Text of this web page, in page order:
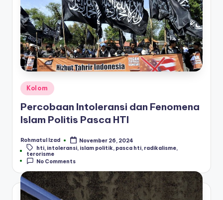
Posted
in
Kolom
Percobaan Intoleransi dan Fenomena
Islam Politis Pasca HTI
Posted
by
Rohmatul Izad
November 26, 2024
Tags:hti, intoleransi, islam politik, pasca hti, radikalisme,
terorisme
No Comments